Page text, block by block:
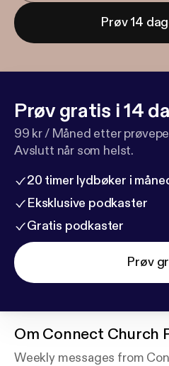
Prøv 14
Prøv gratis i 14
99 kr / Måned etter
Avslutt når som helst.
20 timer lydbøker i
Eksklusive podkaster
Gratis podkaster
Prøv
Om Connect Church
Weekly messages from